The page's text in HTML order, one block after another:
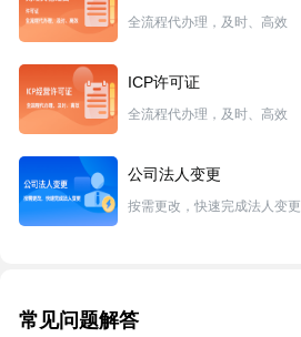
全流程代办理，及时、高效
ICP许可证
全流程代办理，及时、高效
公司法人变更
按需更改，快速完成法人变更
常见问题解答